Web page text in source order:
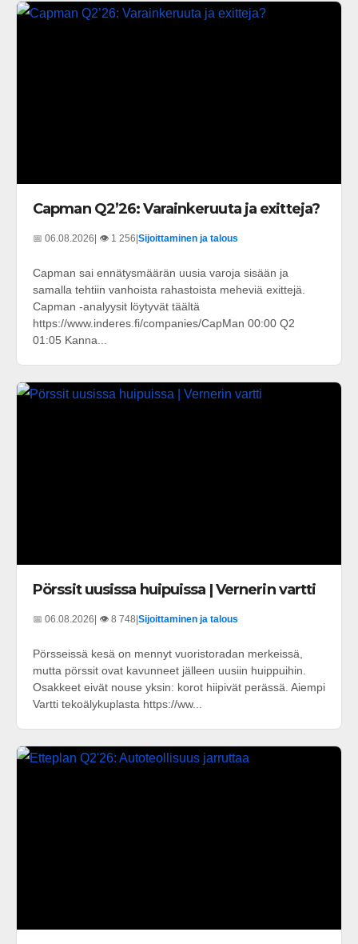
Capman Q2’26: Varainkeruuta ja exitteja?
📅 06.08.2026 | 👁️ 1 256 Sijoittaminen ja talous
Capman sai ennätysmäärän uusia varoja sisään ja
samalla tehtiin vanhoista rahastoista meheviä exittejä.
Capman -analyysit löytyvät täältä
https://www.inderes.fi/companies/CapMan 00:00 Q2
01:05 Kanna...
Pörssit uusissa huipuissa | Vernerin vartti
📅 06.08.2026 | 👁️ 8 748 Sijoittaminen ja talous
Pörsseissä kesä on mennyt vuoristoradan merkeissä,
mutta pörssit ovat kavunneet jälleen uusiin huippuihin.
Osakkeet eivät nouse yksin: korot hiipivät perässä. Aiempi
Vartti tekoälykuplasta https://ww...